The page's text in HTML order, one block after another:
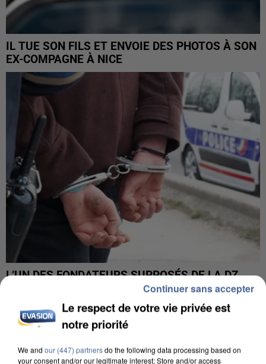
IL TUE SON FILS ET ENVOIE DES PHOTOS À SON
EX-COMPAGNE À NICE
L’UN DES FONDATEURS SUPPOSÉS DE LA DZ
MAFIA INTERPELLÉ EN ALGÉRIE
Le respect de votre vie privée est
notre priorité
We and our (447) partnersdo the following data processing based on
your consent and/or our legitimate interest: Store and/or access
Continuer sans accepter